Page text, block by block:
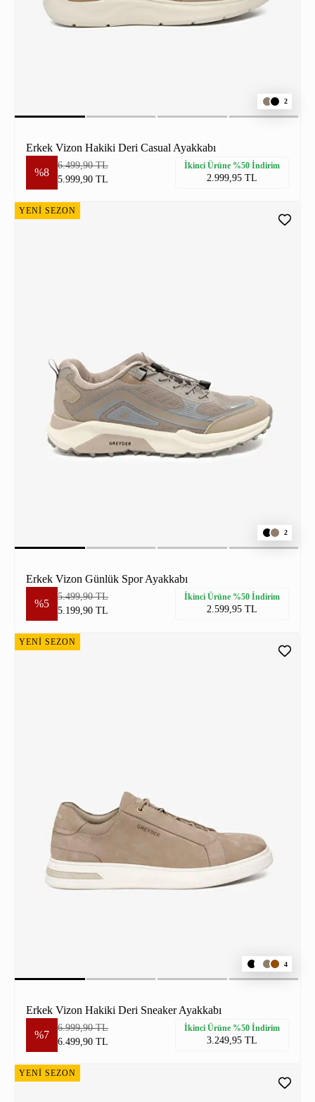
2
Erkek Vizon Hakiki Deri Casual Ayakkabı
%8
6.499,90 TL
5.999,90 TL
İkinci Ürüne %50 İndirim
2.999,95 TL
YENİ SEZON
2
Erkek Vizon Günlük Spor Ayakkabı
%5
5.499,90 TL
5.199,90 TL
İkinci Ürüne %50 İndirim
2.599,95 TL
YENİ SEZON
4
Erkek Vizon Hakiki Deri Sneaker Ayakkabı
%7
6.999,90 TL
6.499,90 TL
İkinci Ürüne %50 İndirim
3.249,95 TL
YENİ SEZON